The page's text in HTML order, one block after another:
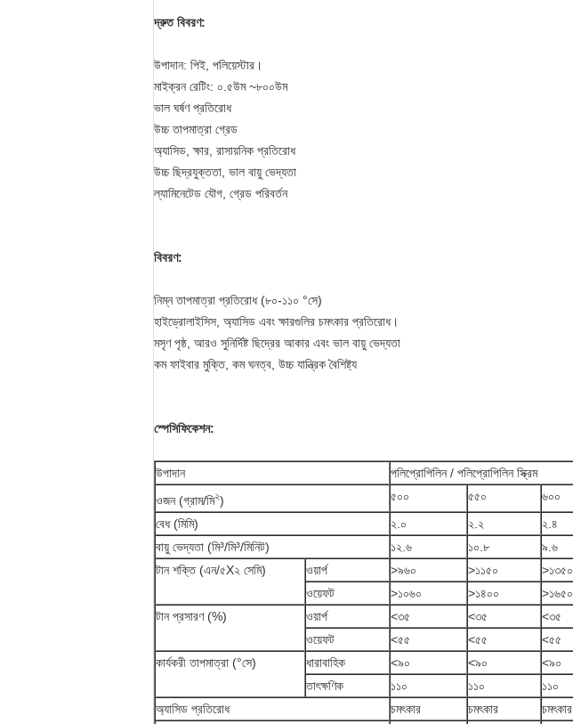
দ্রুত বিবরণ:
উপাদান: পিই, পলিয়েস্টার।
মাইক্রন রেটিং: ০.৫উম ~৮০০উম
ভাল ঘর্ষণ প্রতিরোধ
উচ্চ তাপমাত্রা গ্রেড
অ্যাসিড, ক্ষার, রাসায়নিক প্রতিরোধ
উচ্চ ছিদ্রযুক্ততা, ভাল বায়ু ভেদ্যতা
ল্যামিনেটেড যৌগ, গ্রেড পরিবর্তন
বিবরণ:
নিম্ন তাপমাত্রা প্রতিরোধ (৮০-১১০ °সে)
হাইড্রোলাইসিস, অ্যাসিড এবং ক্ষারগুলির চমৎকার প্রতিরোধ।
মসৃণ পৃষ্ঠ, আরও সুনির্দিষ্ট ছিদ্রের আকার এবং ভাল বায়ু ভেদ্যতা
কম ফাইবার মুক্তি, কম ঘনত্ব, উচ্চ যান্ত্রিক বৈশিষ্ট্য
স্পেসিফিকেশন:
উপাদান
পলিপ্রোপিলিন / পলিপ্রোপিলিন স্ক্রিম
ওজন (গ্রাম/মি২) ৫০০ ৫৫০ ৬০০
বেধ (মিমি)
২.০ ২.২ ২.৪
বায়ু ভেদ্যতা (মি³/মি³/মিনিট)
১২.৬ ১০.৮ ৯.৬
টান শক্তি (এন/৫X২ সেমি)
ওয়ার্প >৯৬০ >১১৫০ >১৩৫০
ওয়েফট
>১০৬০ >১৪০০ >১৬৫০
টান প্রসারণ (%)
ওয়ার্প <৩৫ <৩৫ <৩৫
ওয়েফট
<৫৫ <৫৫ <৫৫
কার্যকরী তাপমাত্রা (°সে)
ধারাবাহিক <৯০ <৯০ <৯০
তাৎক্ষণিক
১১০ ১১০ ১১০
অ্যাসিড প্রতিরোধ
চমৎকার চমৎকার চমৎকার